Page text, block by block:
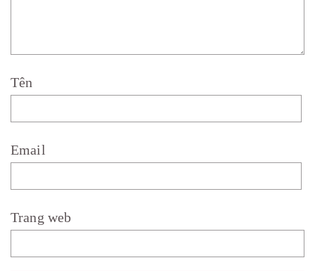
Tên
Email
Trang web